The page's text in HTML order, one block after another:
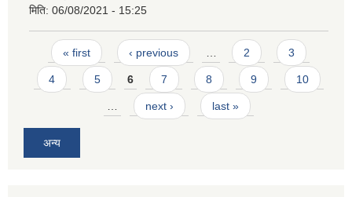
मिति: 06/08/2021 - 15:25
Pages
« first ‹ previous … 2 3
4 5 6 7 8 9 10
… next › last »
अन्य